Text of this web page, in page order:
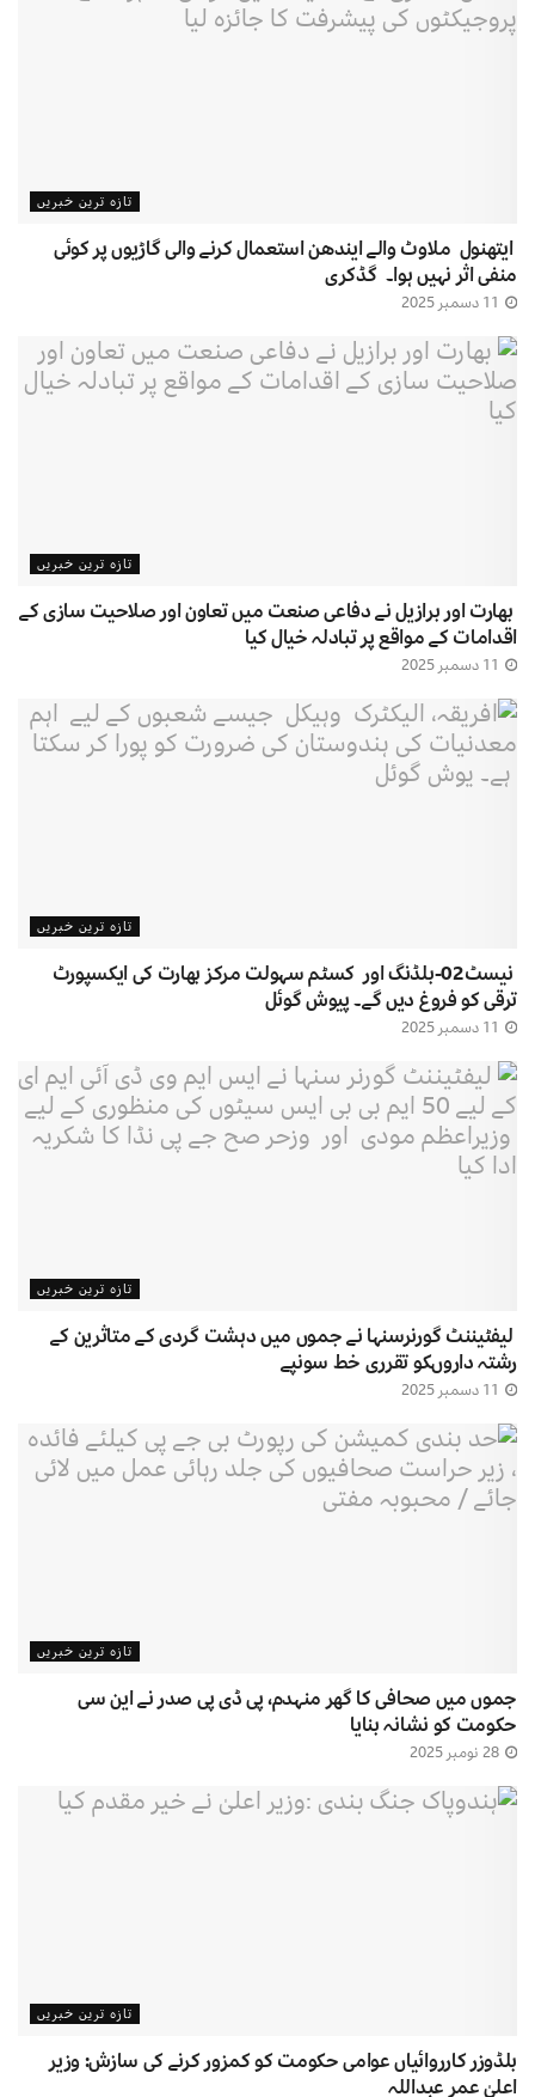
تازہ ترین خبریں
ایتھنول ملاوٹ والے ایندھن استعمال کرنے والی گاڑیوں پر کوئی
منفی اثر نہیں ہوا۔ گڈکری
تازہ ترین خبریں
بھارت اور برازیل نے دفاعی صنعت میں تعاون اور صلاحیت سازی کے
اقدامات کے مواقع پر تبادلہ خیال کیا
تازہ ترین خبریں
نیسٹ02-بلڈنگ اور کسٹم سہولت مرکز بھارت کی ایکسپورٹ
ترقی کو فروغ دیں گے۔ پیوش گوئل
تازہ ترین خبریں
لیفٹیننٹ گورنرسنہا نے جموں میں دہشت گردی کے متاثرین کے
رشتہ داروںکو تقرری خط سونپے
تازہ ترین خبریں
جموں میں صحافی کا گھر منہدم، پی ڈی پی صدر نے این سی
حکومت کو نشانہ بنایا
تازہ ترین خبریں
بلڈوزر کارروائیاں عوامی حکومت کو کمزور کرنے کی سازش: وزیر
اعلیٰ عمر عبداللہ